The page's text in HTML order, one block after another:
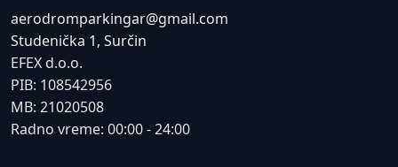
aerodromparkingar@gmail.com
Studenička 1, Surčin
EFEX d.o.o.
PIB: 108542956
MB: 21020508
Radno vreme: 00:00 - 24:00